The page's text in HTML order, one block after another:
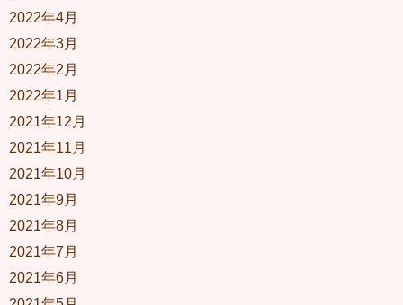
2022年4月
2022年3月
2022年2月
2022年1月
2021年12月
2021年11月
2021年10月
2021年9月
2021年8月
2021年7月
2021年6月